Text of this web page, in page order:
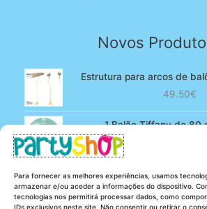
Para fornecer as melhores experiências, usamos
armazenar e/ou aceder a informações do dispositivo.
tecnologias nos permitirá processar dados, como
IDs exclusivos neste site. Não consentir ou retirar o
Novos
Estrutura para arcos de
49.50€
1 Balão Tiffany de 80
era:
100 Balões Rosa bebé de
Powder
5.25€ O
4.20